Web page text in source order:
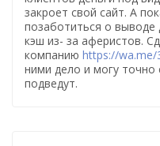
закроет свой сайт. А
позаботиться о выводе
кэш из- за аферистов.
компанию https://wa.me/
ними дело и могу точно
подведут.